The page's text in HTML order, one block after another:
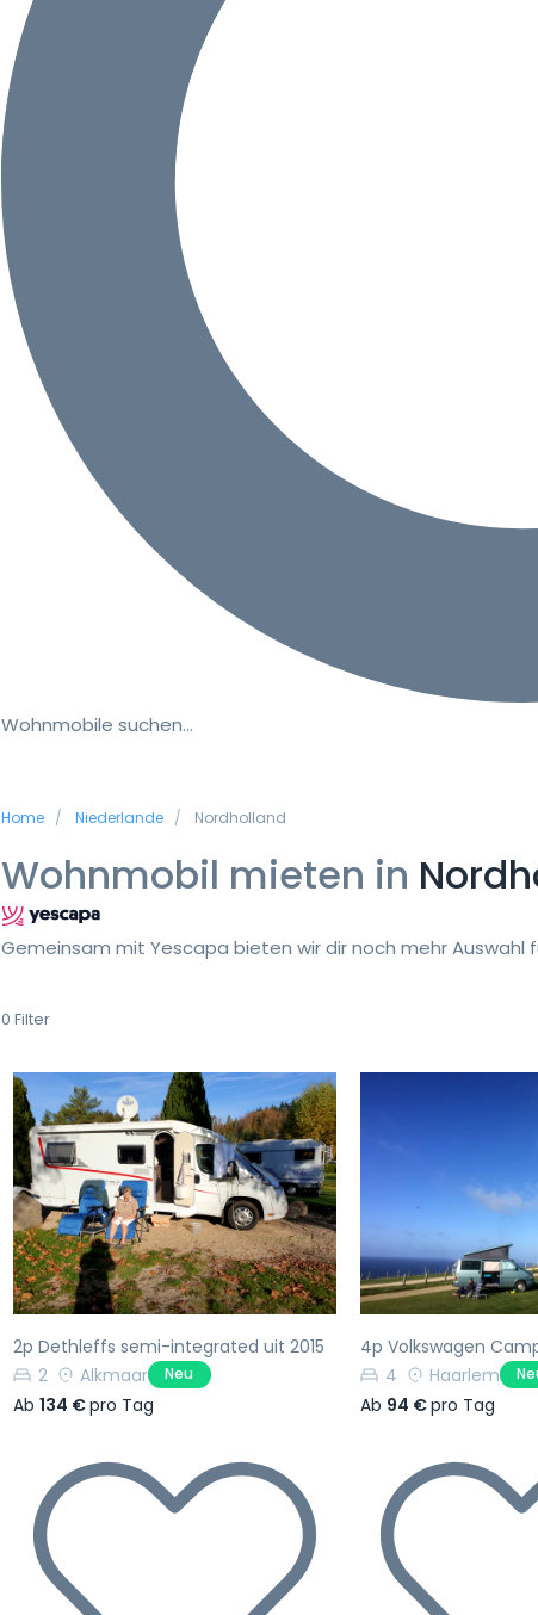
Wohnmobile suchen…
Home Niederlande Nordholland
Wohnmobil mieten in
Gemeinsam mit Yescapa bieten wir dir noch mehr Auswahl
0 Filter
Vorherige Nächste
2p Dethleffs semi-integrated uit 2015
2
Alkmaar Neu
Ab 134 €pro Tag
Vorherige
4p Volkswagen
4
Haarlem
Ab 94 €pro Tag